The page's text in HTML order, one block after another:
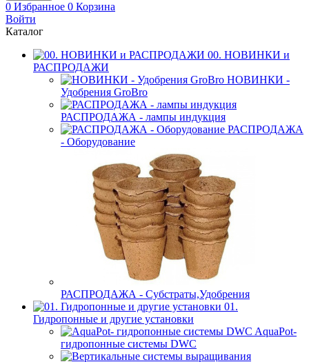
0 Избранное 0 Корзина
Войти
Каталог
00. НОВИНКИ и
РАСПРОДАЖИ
НОВИНКИ -
Удобрения GroBro
РАСПРОДАЖА - лампы индукция
РАСПРОДАЖА
- Оборудование
РАСПРОДАЖА - Субстраты,Удобрения
01.
Гидропонные и другие установки
AquaPot-
гидропонные системы DWC